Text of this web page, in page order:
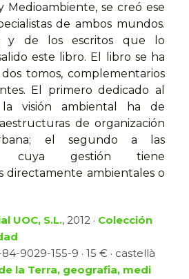
Medioambiente, se creó ese
de ambos mundos.
y de los escritos que lo
este libro. El libro se ha
tomos, complementarios
El primero dedicado al
visión ambiental ha de
de organización
el segundo a las
cuya gestión tiene
directamente ambientales o
UOC, S.L., 2012 · Colección
9029-155-9 · 15 € · castellà
la Terra, geografia, medi